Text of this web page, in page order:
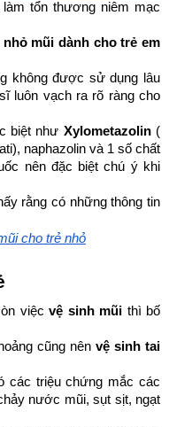
tổn thương niêm mạc
mũi dành cho trẻ em
không được sử dụng lâu
luôn vạch ra rõ ràng cho
biệt như Xylometazolin (
naphazolin và 1 số chất
nên đặc biệt chú ý khi
rằng có những thông tin
cho trẻ nhỏ
việc vệ sinh mũi thì bố
cũng nên vệ sinh tai
các triệu chứng mắc các
nước mũi, sụt sịt, ngạt